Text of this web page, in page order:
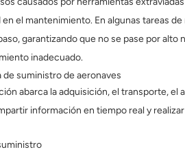
el mantenimiento. En algunas tareas
garantizando que no se pase por
inadecuado.
de suministro de aeronaves
abarca la adquisición, el transporte,
información en tiempo real y